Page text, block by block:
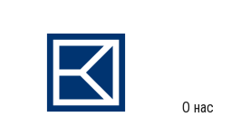
О нас